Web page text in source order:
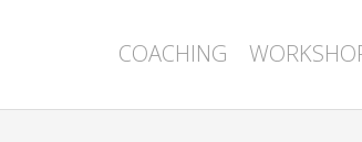
COACHING